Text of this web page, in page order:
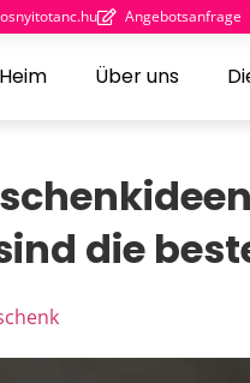
Angebotsanfrage
Heim Über uns
die